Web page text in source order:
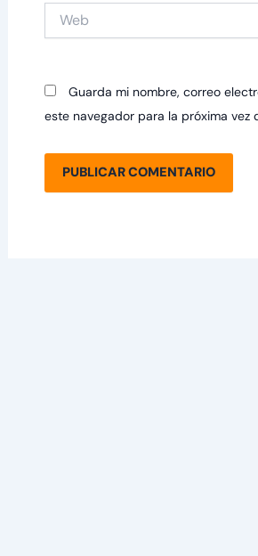
Guarda mi nombre, correo
este navegador para la próxima vez